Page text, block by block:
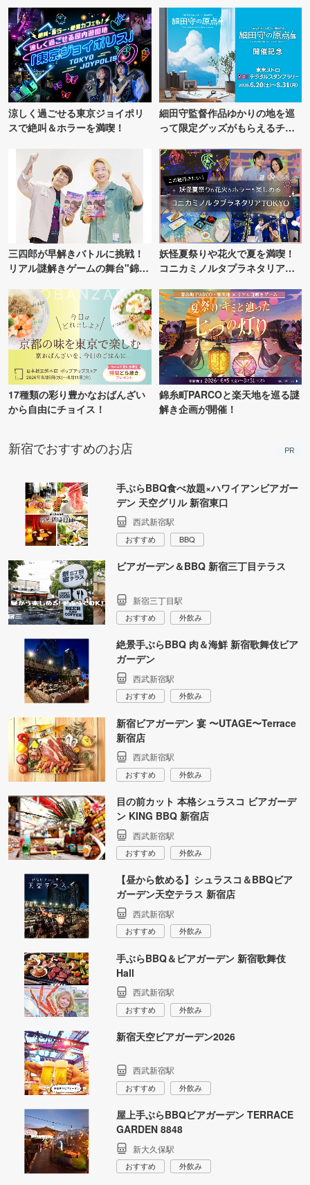
涼しく過ごせる東京ジョイポリ
スで絶叫＆ホラーを満喫！
細田守監督作品ゆかりの地を巡
って限定グッズがもらえるチャ
三四郎が早解きバトルに挑戦！
リアル謎解きゲームの舞台"錦糸
妖怪夏祭りや花火で夏を満喫！
コニカミノルタプラネタリア
17種類の彩り豊かなおばんざい
から自由にチョイス！
錦糸町PARCOと楽天地を巡る謎
解き企画が開催！
新宿でおすすめのお店 PR
手ぶらBBQ食べ放題×ハワイアンビアガー
デン 天空グリル 新宿東口
西武新宿駅
おすすめ BBQ
ビアガーデン＆BBQ 新宿三丁目テラス
新宿三丁目駅
おすすめ 外飲み
絶景手ぶらBBQ 肉＆海鮮 新宿歌舞伎ビア
ガーデン
西武新宿駅
おすすめ 外飲み
新宿ビアガーデン 宴 〜UTAGE〜Terrace
新宿店
西武新宿駅
おすすめ 外飲み
目の前カット 本格シュラスコ ビアガーデ
ン KING BBQ 新宿店
西武新宿駅
おすすめ 外飲み
【昼から飲める】シュラスコ＆BBQビア
ガーデン天空テラス 新宿店
西武新宿駅
おすすめ 外飲み
手ぶらBBQ＆ビアガーデン 新宿歌舞伎
Hall
西武新宿駅
おすすめ 外飲み
新宿天空ビアガーデン2026
西武新宿駅
おすすめ 外飲み
屋上手ぶらBBQビアガーデン TERRACE
GARDEN 8848
新大久保駅
おすすめ 外飲み